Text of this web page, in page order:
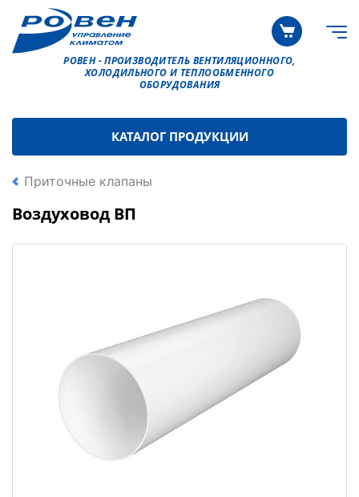
РОВЕН - ПРОИЗВОДИТЕЛЬ ВЕНТИЛЯЦИОННОГО,
ХОЛОДИЛЬНОГО И ТЕПЛООБМЕННОГО
ОБОРУДОВАНИЯ
КАТАЛОГ ПРОДУКЦИИ
Приточные клапаны
Воздуховод ВП